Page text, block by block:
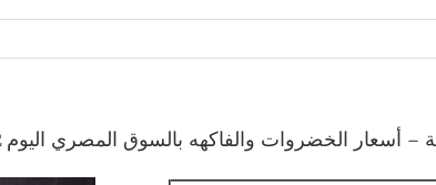
– أسعار الخضروات والفاكهه بالسوق المصري اليوم 28/12/2022